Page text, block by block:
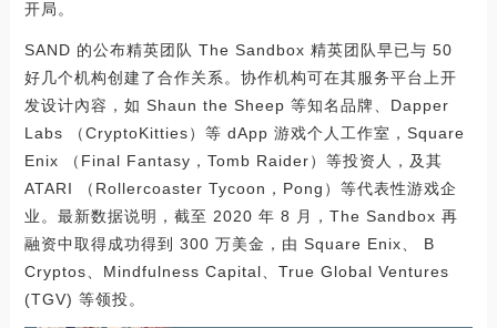
开局。
SAND 的公布精英团队 The Sandbox 精英团队早已与 50
好几个机构创建了合作关系。协作机构可在其服务平台上开
发设计內容，如 Shaun the Sheep 等知名品牌、Dapper
Labs （CryptoKitties）等 dApp 游戏个人工作室，Square
Enix （Final Fantasy，Tomb Raider）等投资人，及其
ATARI （Rollercoaster Tycoon，Pong）等代表性游戏企
业。最新数据说明，截至 2020 年 8 月，The Sandbox 再
融资中取得成功得到 300 万美金，由 Square Enix、 B
Cryptos、Mindfulness Capital、True Global Ventures
(TGV) 等领投。